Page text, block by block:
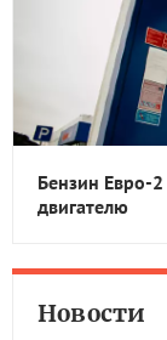
Бензин Евро-
двигателю
Новости